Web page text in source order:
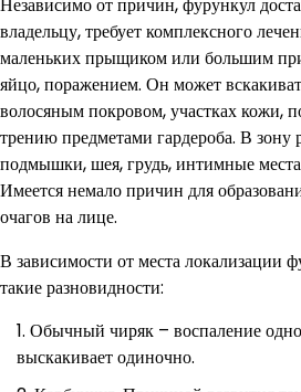
владельцу, требует комплексного
маленьких прыщиком или большим
яйцо, поражением. Он может
волосяным покровом, участках кожи,
трению предметами гардероба. В зону
подмышки, шея, грудь, интимные
Имеется немало причин для
очагов на лице.
В зависимости от места локализации
такие разновидности:
Обычный чиряк – воспаление
выскакивает одиночно.